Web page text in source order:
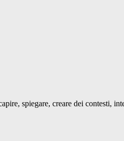
spiegare, creare dei contesti,